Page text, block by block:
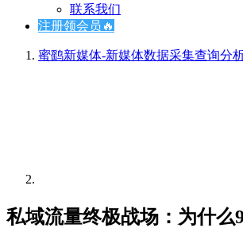
联系我们
注册领会员🔥
蜜鹞新媒体-新媒体数据采集查询分
私域流量终极战场：为什么